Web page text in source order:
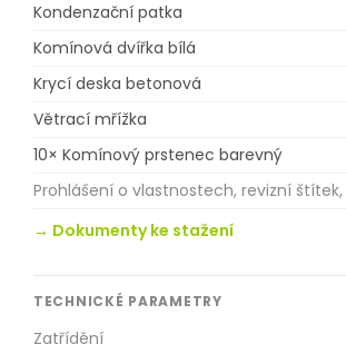
Kondenzační patka
Komínová dvířka bílá
Krycí deska betonová
Větrací mřížka
10× Komínový prstenec barevný
Prohlášení o vlastnostech, revizní
→ Dokumenty ke stažení
TECHNICKÉ PARAMETRY
Zatřídění